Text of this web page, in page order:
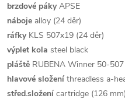
brzdové pákyAPSE
náboje alloy (24 děr)
ráfkyKLS 507x19 (24 děr)
výplet kola steel black
pláště RUBENA Winner 50-
hlavové složení threadless a-
střed.složení cartridge (126 mm)